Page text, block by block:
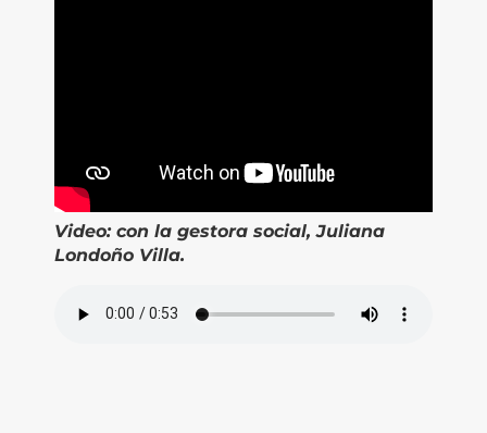
Video: con la gestora social, Juliana
Londoño Villa.